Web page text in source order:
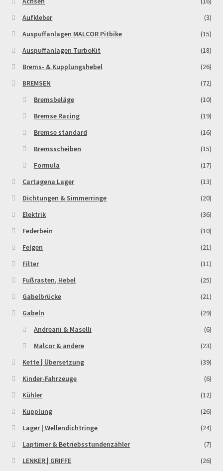
Aufkleber
(3)
Auspuffanlagen MALCOR Pitbike
(15)
Auspuffanlagen TurboKit
(18)
Brems- & Kupplungshebel
(26)
BREMSEN
(72)
Bremsbeläge
(10)
Bremse Racing
(19)
Bremse standard
(16)
Bremsscheiben
(15)
Formula
(17)
Cartagena Lager
(13)
Dichtungen & Simmerringe
(20)
Elektrik
(36)
Federbein
(10)
Felgen
(21)
Filter
(11)
Fußrasten, Hebel
(25)
Gabelbrücke
(21)
Gabeln
(29)
Andreani & Maselli
(6)
Malcor & andere
(23)
Kette | Übersetzung
(39)
Kinder-Fahrzeuge
(6)
Kühler
(12)
Kupplung
(26)
Lager | Wellendichtringe
(24)
Laptimer & Betriebsstundenzähler
(7)
LENKER | GRIFFE
(26)